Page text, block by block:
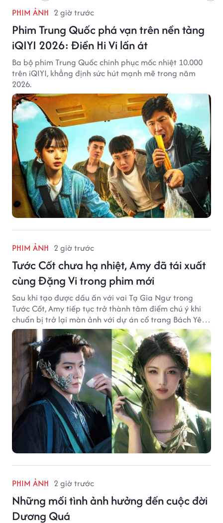
PHIM ẢNH 2 giờ trước
Phim Trung Quốc phá vạn trên nền tảng
iQIYI 2026: Điền Hi Vi lấn át
Ba bộ phim Trung Quốc chinh phục mốc nhiệt 10.000
trên iQIYI, khẳng định sức hút mạnh mẽ trong năm
2026.
PHIM ẢNH 2 giờ trước
Tước Cốt chưa hạ nhiệt, Amy đã tái xuất
cùng Đặng Vi trong phim mới
Sau khi tạo được dấu ấn với vai Tạ Gia Ngư trong
Tước Cốt, Amy tiếp tục trở thành tâm điểm chú ý khi
chuẩn bị trở lại màn ảnh với dự án cổ trang Bách Yêu
Phổ.
PHIM ẢNH 2 giờ trước
Những mối tình ảnh hưởng đến cuộc đời
Dương Quá